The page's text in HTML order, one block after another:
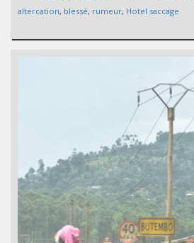
altercation, blessé, rumeur, Hotel saccage